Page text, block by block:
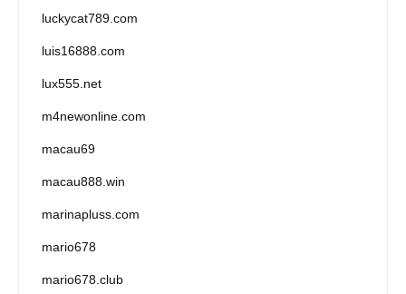
luckycat789.com
luis16888.com
lux555.net
m4newonline.com
macau69
macau888.win
marinapluss.com
mario678
mario678.club